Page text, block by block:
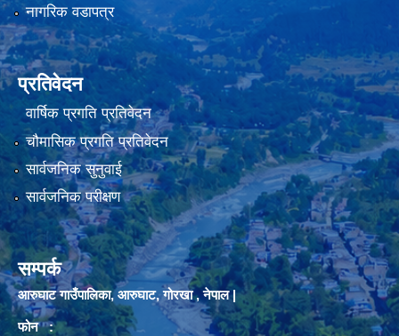
नागरिक वडापत्र
प्रतिवेदन
वार्षिक प्रगति प्रतिवेदन
चौमासिक प्रगति प्रतिवेदन
सार्वजनिक सुनुवाई
सार्वजनिक परीक्षण
सम्पर्क
आरुघाट गाउँपालिका, आरुघाट, गोरखा , नेपाल |
फोन :